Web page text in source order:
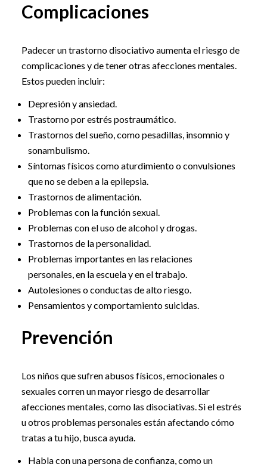
Complicaciones
Padecer un trastorno disociativo aumenta el riesgo de
complicaciones y de tener otras afecciones mentales.
Estos pueden incluir:
Depresión y ansiedad.
Trastorno por estrés postraumático.
Trastornos del sueño, como pesadillas, insomnio y
sonambulismo.
Síntomas físicos como aturdimiento o convulsiones
que no se deben a la epilepsia.
Trastornos de alimentación.
Problemas con la función sexual.
Problemas con el uso de alcohol y drogas.
Trastornos de la personalidad.
Problemas importantes en las relaciones
personales, en la escuela y en el trabajo.
Autolesiones o conductas de alto riesgo.
Pensamientos y comportamiento suicidas.
Prevención
Los niños que sufren abusos físicos, emocionales o
sexuales corren un mayor riesgo de desarrollar
afecciones mentales, como las disociativas. Si el estrés
u otros problemas personales están afectando cómo
tratas a tu hijo, busca ayuda.
Habla con una persona de confianza, como un